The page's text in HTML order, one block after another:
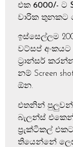
එක 6000/- ට
වාරික තුනකට
ඉස්සෙල්ලම
වට්සප්
ට්‍රාන්සර්
නම් Screen
ඕන.
එතනින් පුලුවන්
බැලන්ස්
ප්‍රැක්ටිකල්
තියෙන්නේ